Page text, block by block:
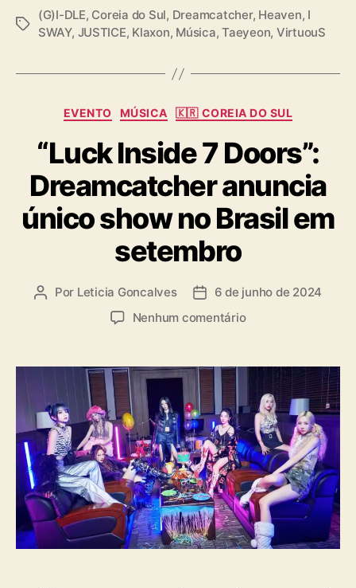
T
s
(G)I-DLE, Coreia do Sul, Dreamcatcher, Heaven, I
SWAY, JUSTICE, Klaxon, Música,Taeyeon, VirtuouS
C
t
e
g
o
r
i
a
EVENTO MÚSICA 🇰🇷 COREIA DO SUL
“Luck Inside 7 Doors”:
Dreamcatcher anuncia
único show no Brasil em
setembro
A
r
p
o
s
t
Por Leticia Goncalves
D
d
e
p
u
b
l
i
c
a
ç
ã
6 de junho de 2024
Nenhum comentárioe
L
c
I
n
s
i
d
e
7